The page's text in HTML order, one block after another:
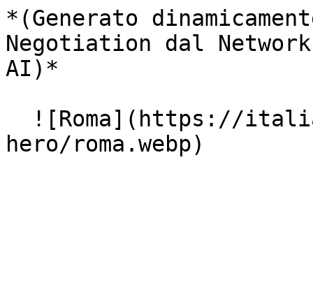
*(Generato
Negotiation dal
AI)*
hero/roma.webp)